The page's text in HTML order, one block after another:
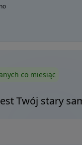
co miesiąc
Twój stary